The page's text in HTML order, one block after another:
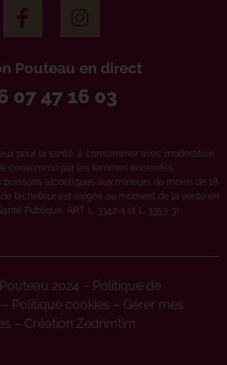
Pouteau en direct
07 47 16 03
pour la santé, à consommer avec modération
consommé par les femmes enceintes.
alcooliques aux mineurs de moins de 18
l’acheteur est exigée au moment de la vente en
Publique, ART. L. 3342-1 et L. 3353-3).
2024 – Politique de
Politique cookies – Gérer mes
– Création Zedrimtim